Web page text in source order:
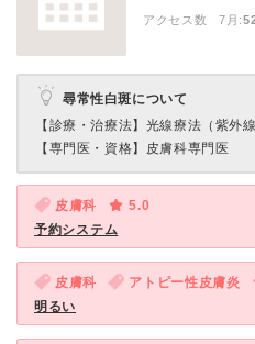
アクセス数 7月:
尋常性白斑について
【診療・治療法】 光線療法（紫外
【専門医・資格】 皮膚科専門医
皮膚科
5.0
予約システム
皮膚科 アトピー性皮膚炎
明るい